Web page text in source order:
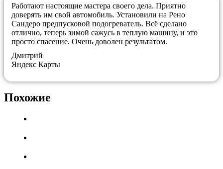
Работают настоящие мастера своего дела. Приятно
доверять им свой автомобиль. Установили на Рено
Сандеро предпусковой подогреватель. Всё сделано
отлично, теперь зимой сажусь в теплую машину, и это
просто спасение. Очень доволен результатом.
Дмитрий
Яндекс Карты
Похожие